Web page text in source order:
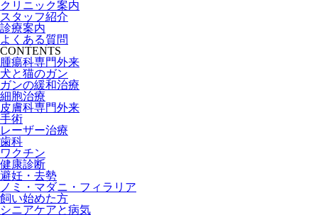
クリニック案内
スタッフ紹介
診療案内
よくある質問
CONTENTS
腫瘍科専門外来
犬と猫のガン
ガンの緩和治療
細胞治療
皮膚科専門外来
手術
レーザー治療
歯科
ワクチン
健康診断
避妊・去勢
ノミ・マダニ・フィラリア
飼い始めた方
シニアケアと病気